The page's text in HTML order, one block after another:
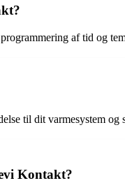
af tid og
til dit varmesystem og
Kontakt?